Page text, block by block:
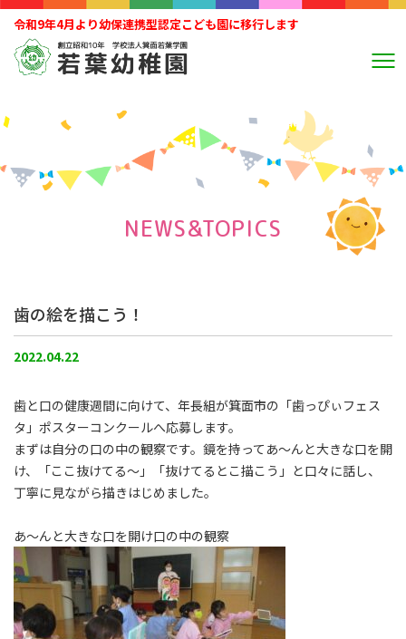
令和9年4月より幼保連携型認定こども園に移行します
NEWS&TOPICS
歯の絵を描こう！
2022.04.22
歯と口の健康週間に向けて、年長組が箕面市の「歯っぴぃフェス
タ」ポスターコンクールへ応募します。
まずは自分の口の中の観察です。鏡を持ってあ～んと大きな口を開
け、「ここ抜けてる～」「抜けてるとこ描こう」と口々に話し、
丁寧に見ながら描きはじめました。
あ～んと大きな口を開け口の中の観察